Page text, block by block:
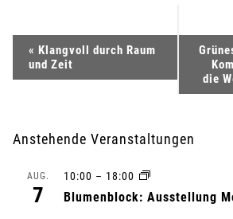
e
a
« Klangvoll durch Raum
und Zeit
die
Anstehende Veranstaltungen
AUG.
7
10:00 – 18:00
Blumenblock: Ausstellung